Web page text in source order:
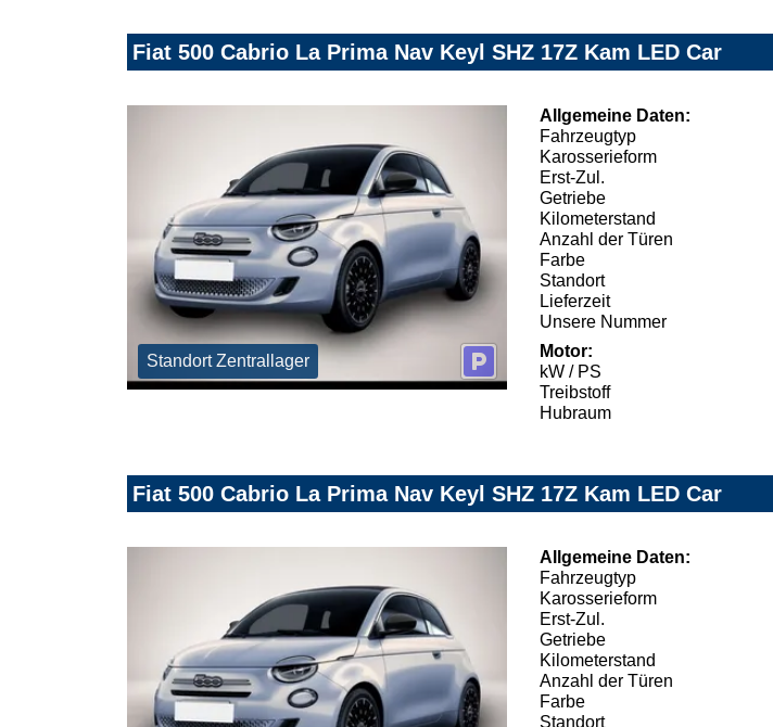
Fiat 500 Cabrio La Prima Nav Keyl SHZ 17Z Kam LED Car
Standort Zentrallager
Allgemeine Daten:
Fahrzeugtyp
Karosserieform
Erst-Zul.
Getriebe
Kilometerstand
Anzahl der Türen
Farbe
Standort
Lieferzeit
Unsere Nummer
Motor:
kW / PS
Treibstoff
Hubraum
Fiat 500 Cabrio La Prima Nav Keyl SHZ 17Z Kam LED Car
Allgemeine Daten:
Fahrzeugtyp
Karosserieform
Erst-Zul.
Getriebe
Kilometerstand
Anzahl der Türen
Farbe
Standort